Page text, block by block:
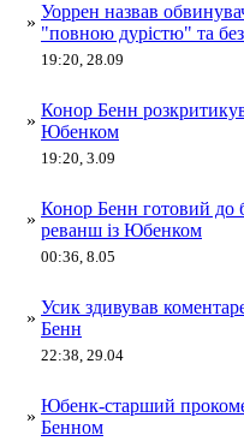
»
Уоррен назвав
"повною дурістю" та
19:20, 28.09
»
Конор Бенн
Юбенком
19:20, 3.09
»
Конор Бенн готовий до
реванш із Юбенком
00:36, 8.05
»
Усик здивував
Бенн
22:38, 29.04
»
Юбенк-старший
Бенном